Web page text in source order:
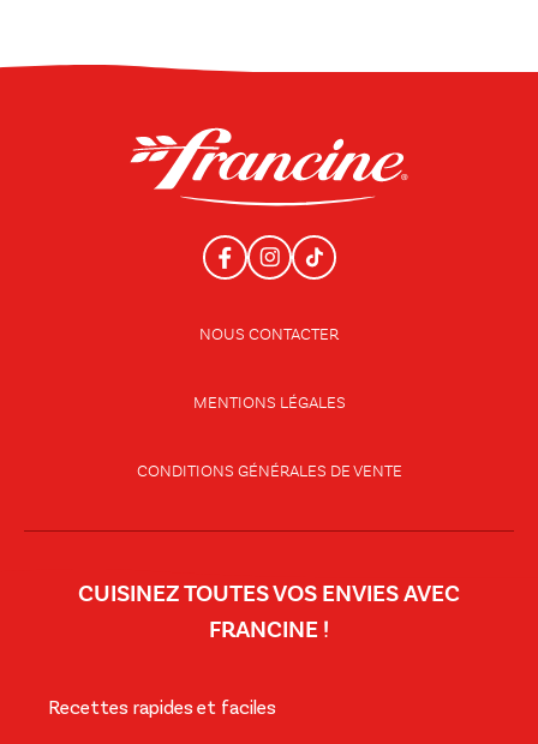
NOUS CONTACTER
MENTIONS LÉGALES
CONDITIONS GÉNÉRALES DE VENTE
CUISINEZ TOUTES VOS ENVIES AVEC
FRANCINE !
Recettes rapides et faciles